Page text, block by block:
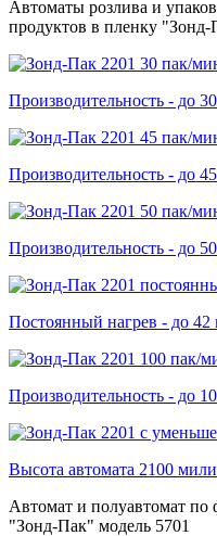
Автоматы розлива и
продуктов в пленку "Зонд-
Производительность - до
Производительность - до
Производительность - до
Постоянный нагрев - до 42
Производительность - до
Высота автомата 2100
Автомат и полуавтомат по
"Зонд-Пак" модель 5701